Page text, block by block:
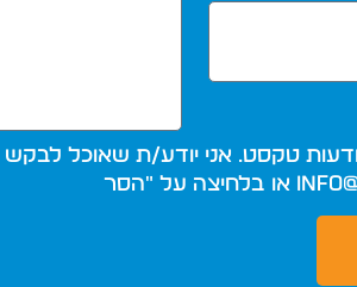
טקסט. אני יודע/ת שאוכל
או בלחיצה על "הסר